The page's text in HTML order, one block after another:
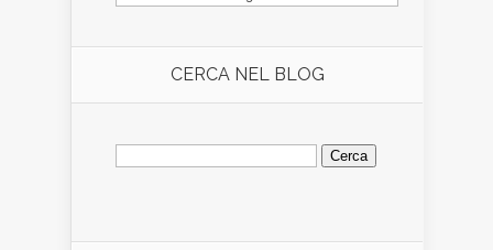
CERCA NEL BLOG
Ricerca
per: